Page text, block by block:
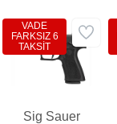
Sig Sauer
VADE
FARKSIZ 6
TAKSİT